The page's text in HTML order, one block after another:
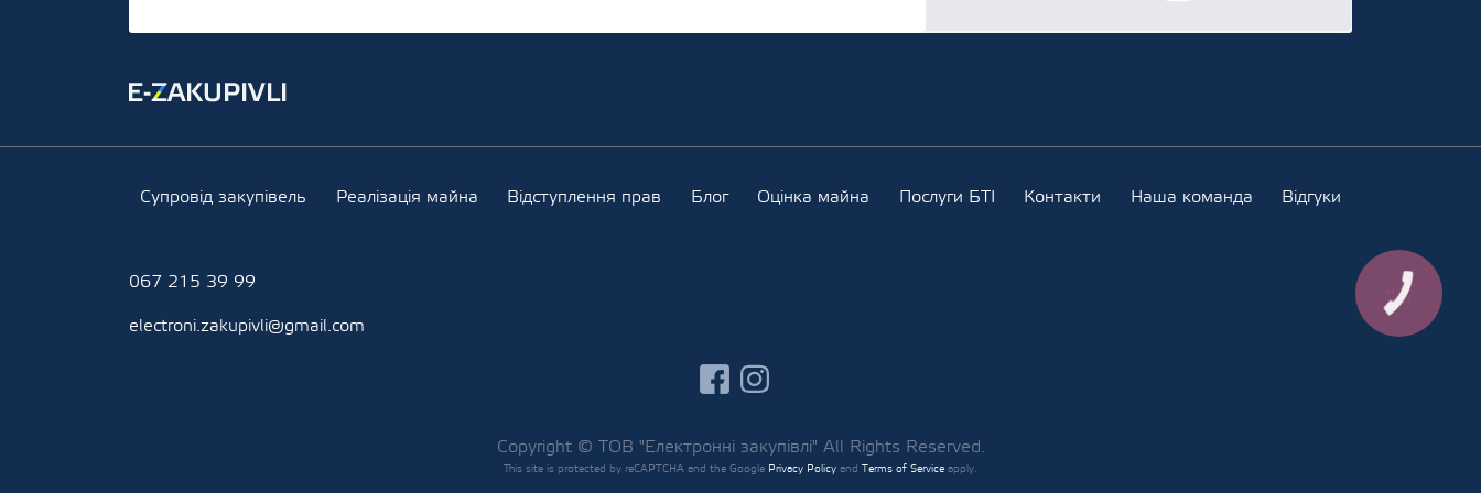
Супровід закупівель Реалізація майна Відступлення прав Блог Оцінка майна Послуги БТІ Контакти Наша команда Відгуки
067 215 39 99
electroni.zakupivli@gmail.com
facebook
Copyright © ТОВ "Електронні закупівлі" All Rights Reserved.
This site is protected by reCAPTCHA and the Google Privacy Policy and Terms of Service apply.